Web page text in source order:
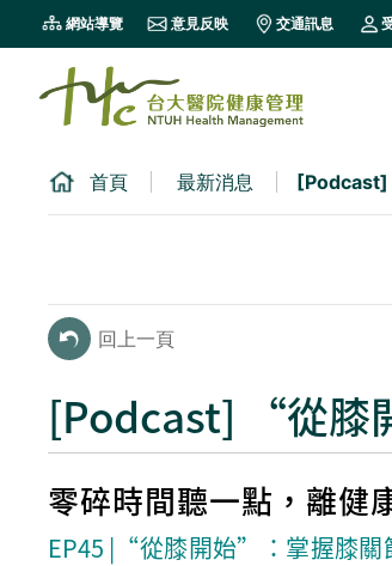
網站導覽 意見反映 交通訊息
首頁 最新消息 [Podcast]
回上一頁
[Podcast] “從膝
零碎時間聽一點，離健
EP45 |“從膝開始”：掌握膝關